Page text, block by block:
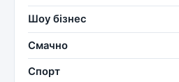
Шоу бізнес
Смачно
Спорт